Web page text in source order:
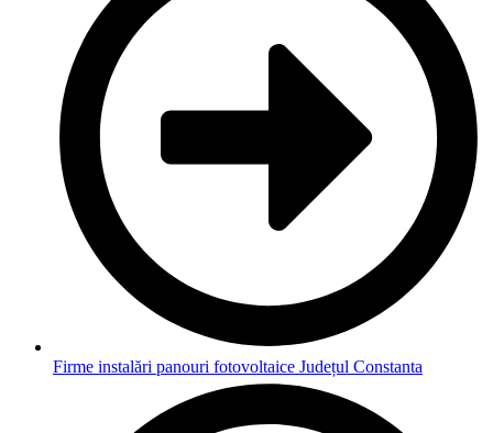
Firme instalări panouri fotovoltaice Județul Constanta